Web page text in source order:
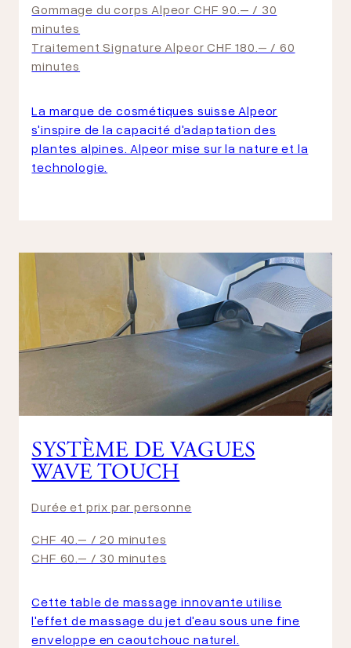
Gommage du corps Alpeor CHF 90.– / 30
minutes
Traitement Signature Alpeor CHF 180.– / 60
minutes
La marque de cosmétiques suisse Alpeor
s'inspire de la capacité d'adaptation des
plantes alpines. Alpeor mise sur la nature et la
technologie.
SYSTÈME DE VAGUES
WAVE TOUCH
Durée et prix par personne
CHF 40.– / 20 minutes
CHF 60.– / 30 minutes
Cette table de massage innovante utilise
l'effet de massage du jet d'eau sous une fine
enveloppe en caoutchouc naturel.